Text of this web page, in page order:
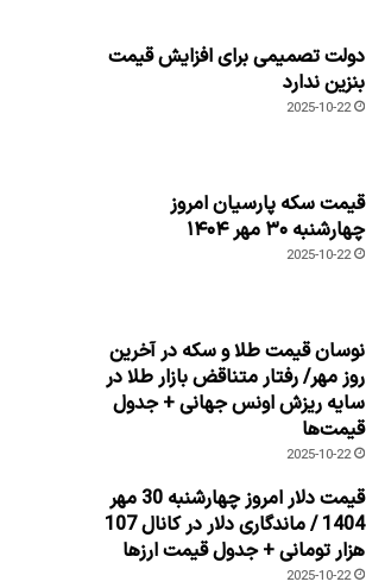
دولت تصمیمی برای افزایش قیمت
بنزین ندارد
2025-10-22
قیمت سکه پارسیان امروز
چهارشنبه ۳۰ مهر ۱۴۰۴
2025-10-22
نوسان قیمت طلا و سکه در آخرین
روز مهر/ رفتار متناقض بازار طلا در
سایه ریزش اونس جهانی + جدول
قیمت‌ها
2025-10-22
قیمت دلار امروز چهارشنبه 30 مهر
1404 / ماندگاری دلار در کانال 107
هزار تومانی + جدول قیمت ارزها
2025-10-22